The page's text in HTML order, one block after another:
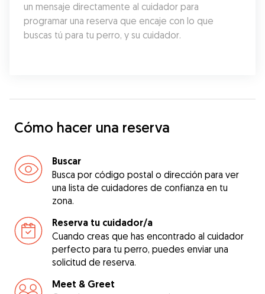
un mensaje directamente al cuidador para
programar una reserva que encaje con lo que
buscas tú para tu perro, y su cuidador.
Cómo hacer una reserva
Buscar
Busca por código postal o dirección para ver
una lista de cuidadores de confianza en tu
zona.
Reserva tu cuidador/a
Cuando creas que has encontrado al cuidador
perfecto para tu perro, puedes enviar una
solicitud de reserva.
Meet & Greet